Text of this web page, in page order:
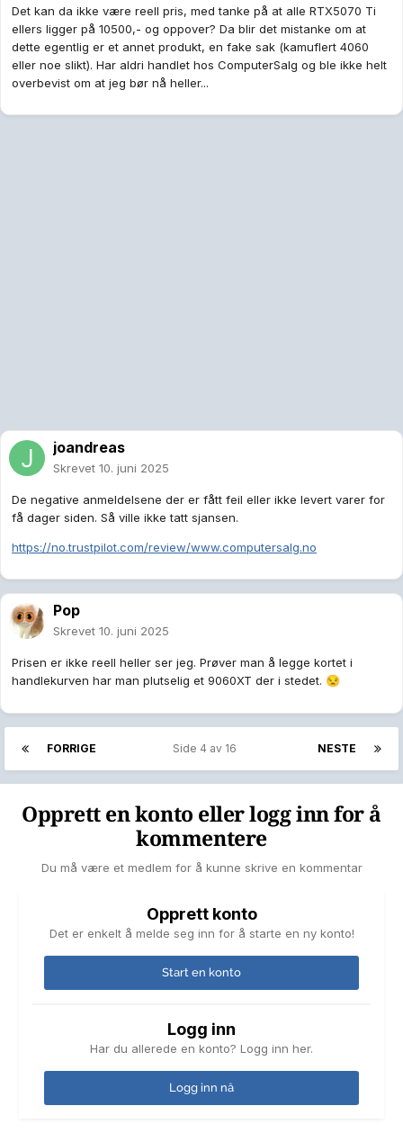
Det kan da ikke være reell pris, med tanke på at alle RTX5070 Ti
ellers ligger på 10500,- og oppover? Da blir det mistanke om at
dette egentlig er et annet produkt, en fake sak (kamuflert 4060
eller noe slikt). Har aldri handlet hos ComputerSalg og ble ikke helt
overbevist om at jeg bør nå heller...
joandreas
Skrevet 10. juni 2025
De negative anmeldelsene der er fått feil eller ikke levert varer for
få dager siden. Så ville ikke tatt sjansen.
https://no.trustpilot.com/review/www.computersalg.no
Pop
Skrevet 10. juni 2025
Prisen er ikke reell heller ser jeg. Prøver man å legge kortet i
handlekurven har man plutselig et 9060XT der i stedet. 😒
FORRIGE NESTE
Side 4 av 16
Opprett en konto eller logg inn for å
kommentere
Du må være et medlem for å kunne skrive en kommentar
Opprett konto
Det er enkelt å melde seg inn for å starte en ny konto!
Start en konto
Logg inn
Har du allerede en konto? Logg inn her.
Logg inn nå